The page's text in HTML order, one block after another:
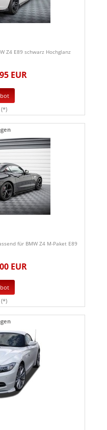
Z4 E89 schwarz Hochglanz
EUR
für BMW Z4 M-Paket E89
EUR